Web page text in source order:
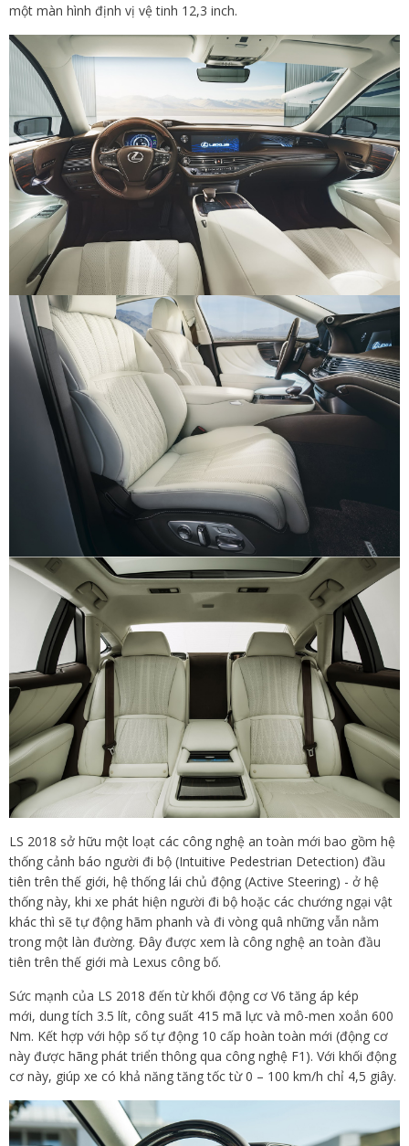
một màn hình định vị vệ tinh 12,3 inch.
LS 2018 sở hữu một loạt các công nghệ an toàn mới bao gồm hệ
thống cảnh báo người đi bộ (Intuitive Pedestrian Detection) đầu
tiên trên thế giới, hệ thống lái chủ động (Active Steering) - ở hệ
thống này, khi xe phát hiện người đi bộ hoặc các chướng ngại vật
khác thì sẽ tự động hãm phanh và đi vòng quâ những vẫn nằm
trong một làn đường. Đây được xem là công nghệ an toàn đầu
tiên trên thế giới mà Lexus công bố. ​
Sức mạnh của LS 2018 đến từ khối động cơ V6 tăng áp kép
mới, dung tích 3.5 lít, công suất 415 mã lực và mô-men xoắn 600
Nm. Kết hợp với hộp số tự động 10 cấp hoàn toàn mới (động cơ
này được hãng phát triển thông qua công nghệ F1). Với khối động
cơ này, giúp xe có khả năng tăng tốc từ 0 – 100 km/h chỉ 4,5 giây.